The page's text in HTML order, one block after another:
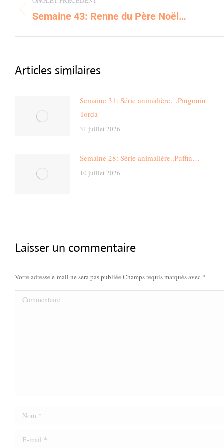
navigation
Previous
Semaine 43: Renne du Père Noël…
Articles similaires
Semaine 31: Série animalière…Pingouin
Torda
31 juillet 2026
Semaine 28: Série animalière..Puffin…
10 juillet 2026
Laisser un commentaire
Votre adresse e-mail ne sera pas publiée Champs requis marqués avec *
Commentaire
Nom *
E-mail *